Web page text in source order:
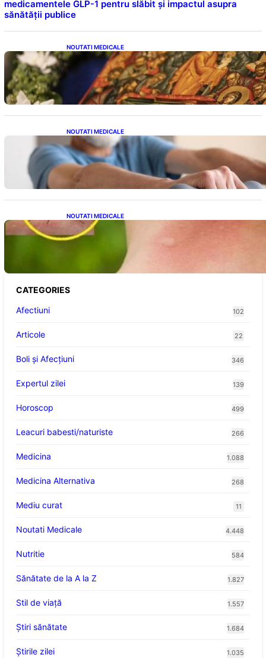
medicamentele GLP-1 pentru slăbit și impactul asupra
sănătății publice
NOUTATI MEDICALE
Postul Adormirii Maicii Domnului: Tradiții,
Superstiții și Implicații Spiritualitate în 2026
NOUTATI MEDICALE
Îmbunătățirea sănătății cardiovasculare:
Patru exerciții simple pentru reducerea
tensiunii arteriale la domiciliu
NOUTATI MEDICALE
Cum bacteriile pielii influențează atracția
țânțarilor: O nouă viziune asupra alegerii
CATEGORIES
Afectiuni
102
Articole 22
Boli și Afecțiuni 346
Expertul zilei 139
Horoscop 499
Leacuri babesti/naturiste 266
Medicina 1.088
Medicina Alternativa 268
Mediu curat 11
Noutati Medicale 4.448
Nutritie 584
Sănătate de la A la Z 1.827
Stil de viaţă 1.557
Ştiri sănătate 1.684
Știrile zilei 1.035